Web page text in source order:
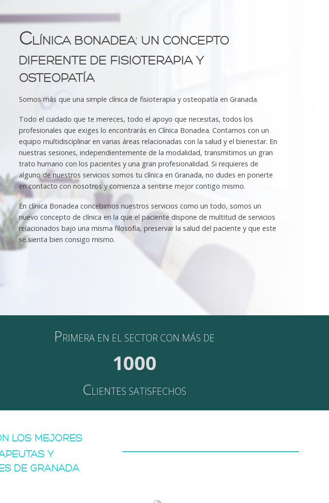
CLÍNICA BONADEA: UN CONCEPTO
DIFERENTE DE FISIOTERAPIA Y
OSTEOPATÍA
Somos más que una simple clínica de fisioterapia y osteopatía en Granada.
Todo el cuidado que te mereces, todo el apoyo que necesitas, todos los
profesionales que exiges lo encontrarás en Clínica Bonadea. Contamos con un
equipo multidisciplinar en varias áreas relacionadas con la salud y el bienestar. En
nuestras sesiones, independientemente de la modalidad, transmitimos un gran
trato humano con los pacientes y una gran profesionalidad. Si requieres de
alguno de nuestros servicios somos tu clínica en Granada, no dudes en ponerte
en contacto con nosotros y comienza a sentirse mejor contigo mismo.
En clínica Bonadea concebimos nuestros servicios como un todo, somos un
nuevo concepto de clínica en la que el paciente dispone de multitud de servicios
relacionados bajo una misma filosofía, preservar la salud del paciente y que este
se sienta bien consigo mismo.
PRIMERA EN EL SECTOR CON MÁS DE
1000
CLIENTES SATISFECHOS
LOS MEJORES
Y
DE GRANADA